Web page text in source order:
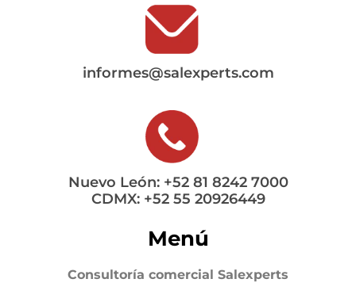
informes@salexperts.com
Nuevo León: +52 81 8242 7000
CDMX: +52 55 20926449
Menú
Consultoría comercial Salexperts